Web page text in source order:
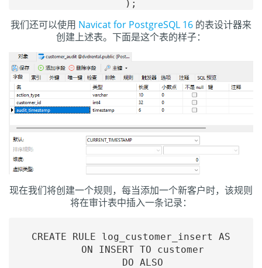
我们还可以使用 Navicat for PostgreSQL 16 的表设计器来
创建上述表。下面是这个表的样子：
现在我们将创建一个规则，每当添加一个新客户时，该规则
将在审计表中插入一条记录：
CREATE RULE log_customer_insert AS